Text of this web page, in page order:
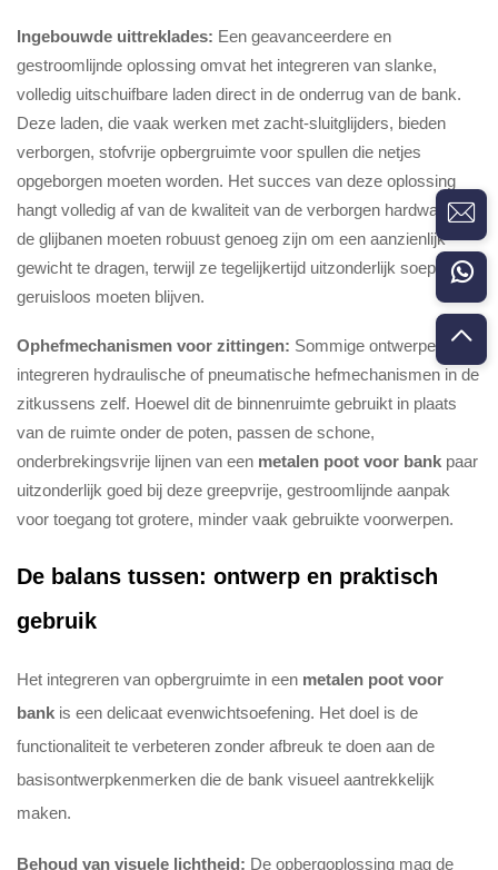
Ingebouwde uittreklades: Een geavanceerdere en
gestroomlijnde oplossing omvat het integreren van slanke,
volledig uitschuifbare laden direct in de onderrug van de bank.
Deze laden, die vaak werken met zacht-sluitglijders, bieden
verborgen, stofvrije opbergruimte voor spullen die netjes
opgeborgen moeten worden. Het succes van deze oplossing
hangt volledig af van de kwaliteit van de verborgen hardware —
de glijbanen moeten robuust genoeg zijn om een aanzienlijk
gewicht te dragen, terwijl ze tegelijkertijd uitzonderlijk soepel en
geruisloos moeten blijven.
Ophefmechanismen voor zittingen: Sommige ontwerpen
integreren hydraulische of pneumatische hefmechanismen in de
zitkussens zelf. Hoewel dit de binnenruimte gebruikt in plaats
van de ruimte onder de poten, passen de schone,
onderbrekingsvrije lijnen van een metalen poot voor bank paar
uitzonderlijk goed bij deze greepvrije, gestroomlijnde aanpak
voor toegang tot grotere, minder vaak gebruikte voorwerpen.
De balans tussen: ontwerp en praktisch
gebruik
Het integreren van opbergruimte in een metalen poot voor
bank is een delicaat evenwichtsoefening. Het doel is de
functionaliteit te verbeteren zonder afbreuk te doen aan de
basisontwerpkenmerken die de bank visueel aantrekkelijk
maken.
Behoud van visuele lichtheid: De opbergoplossing mag de